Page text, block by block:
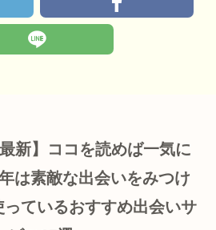
新】ココを読めば一気に
は素敵な出会いをみつけ
ているおすすめ出会いサ